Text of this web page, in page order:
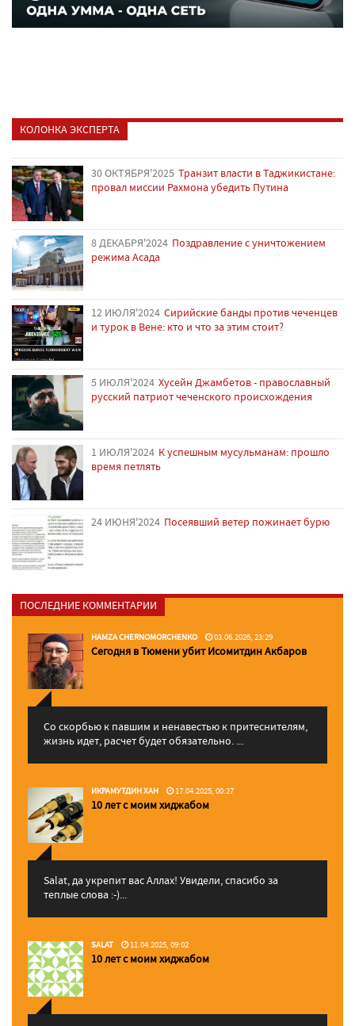
КОЛОНКА ЭКСПЕРТА
30 ОКТЯБРЯ'2025 Транзит власти в Таджикистане:
провал миссии Рахмона убедить Путина
8 ДЕКАБРЯ'2024 Поздравление с уничтожением
режима Асада
12 ИЮЛЯ'2024 Сирийские банды против чеченцев
и турок в Вене: кто и что за этим стоит?
5 ИЮЛЯ'2024 Хусейн Джамбетов - православный
русский патриот чеченского происхождения
1 ИЮЛЯ'2024 К успешным мусульманам: прошло
время петлять
24 ИЮНЯ'2024 Посеявший ветер пожинает бурю
ПОСЛЕДНИЕ КОММЕНТАРИИ
HAMZA CHERNOMORCHENKO 03.06.2026, 23:29
Сегодня в Тюмени убит Исомитдин Акбаров
Со скорбью к павшим и ненавестью к притеснителям,
жизнь идет, расчет будет обязательно. ...
ИКРАМУТДИН ХАН 17.04.2025, 00:27
10 лет с моим хиджабом
Salat, да укрепит вас Аллаx! Увидели, спасибо за
теплые слова :-)...
SALAT 11.04.2025, 09:02
10 лет с моим хиджабом